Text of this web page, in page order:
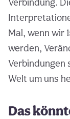
Mal, wenn wir
werden,
Verbindungen
Welt um uns
Das